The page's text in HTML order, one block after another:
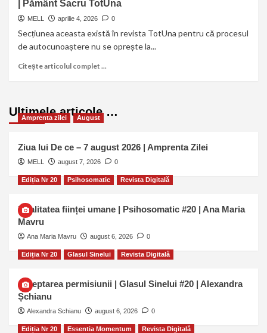
| Pământ Sacru TotUna
MELL aprilie 4, 2026 0
Secțiunea aceasta există în revista TotUna pentru că procesul
de autocunoaștere nu se oprește la...
Citește articolul complet ...
Ultimele articole …
Amprenta zilei August
Ziua lui De ce – 7 august 2026 | Amprenta Zilei
MELL august 7, 2026 0
Ediția Nr 20 Psihosomatic Revista Digitală
Dualitatea ființei umane | Psihosomatic #20 | Ana Maria
Mavru
Ana Maria Mavru august 6, 2026 0
Ediția Nr 20 Glasul Sinelui Revista Digitală
Așteptarea permisiunii | Glasul Sinelui #20 | Alexandra
Șchianu
Alexandra Schianu august 6, 2026 0
Ediția Nr 20 Essentia Momentum Revista Digitală